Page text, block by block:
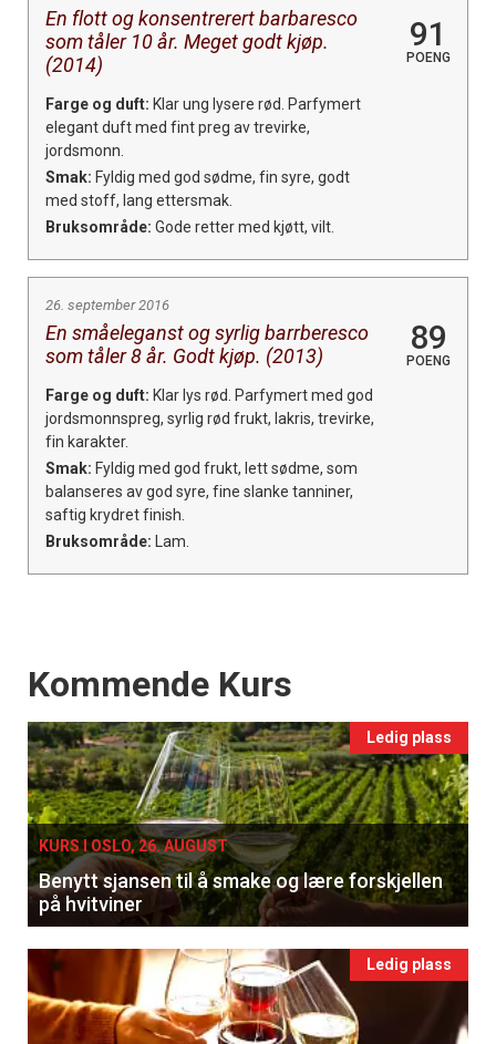
En flott og konsentrerert barbaresco
som tåler 10 år. Meget godt kjøp.
(2014)
91
POENG
Farge og duft: Klar ung lysere rød. Parfymert
elegant duft med fint preg av trevirke,
jordsmonn.
Smak: Fyldig med god sødme, fin syre, godt
med stoff, lang ettersmak.
Bruksområde: Gode retter med kjøtt, vilt.
26. september 2016
En småeleganst og syrlig barrberesco
som tåler 8 år. Godt kjøp. (2013)
89
POENG
Farge og duft: Klar lys rød. Parfymert med god
jordsmonnspreg, syrlig rød frukt, lakris, trevirke,
fin karakter.
Smak: Fyldig med god frukt, lett sødme, som
balanseres av god syre, fine slanke tanniner,
saftig krydret finish.
Bruksområde: Lam.
Events
Kommende Kurs
Ledig plass
KURS I OSLO, 26. AUGUST
Benytt sjansen til å smake og lære forskjellen
på hvitviner
Ledig plass